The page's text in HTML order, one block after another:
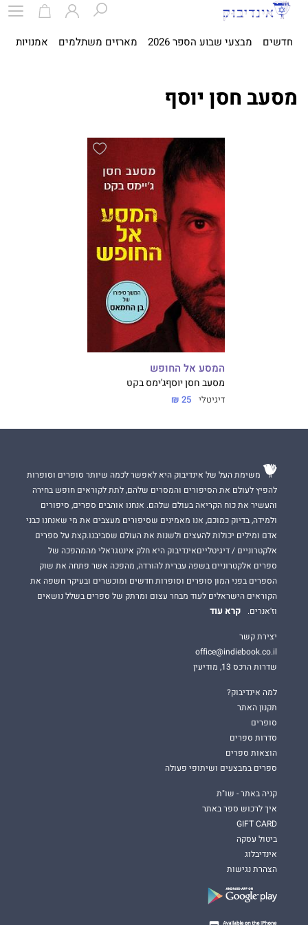
חדשים מבצעי שבוע הספר 2026 מארזים משתלמים אמנויות
מסעב חסן יוסף
המסע אל החופש
מסעב חסן יוסףג'ימס בקט
דיגיטלי 25 ₪
משימת העל של אינדיבוק היא לאפשר לכמה שיותר סופרים וסופרות
להפיץ לעולם את הסיפורים והמסרים שלהם, לתת לקוראים חופש בחירה
והעשיר את כוח הקריאה בעולם שלהם. אנחנו אוהבים ספרים, סיפורים
ולמידה, בדיוק כמוכם, אנו מאמינים שסיפורים מעצבים את מי שאנחנו כבני
אדם ומילים יכולות להעצים ולשנות את העולם שסביבנו.קצת על ספרים
אלקטרוניים / דיגיטלייםאינדיבוק היא חלק אינטגראלי מהמהפכה של
ספרים אלקטרוניים בשפה עברית להורדה, מהפכה אשר פתחה את שוק
הספרים בפני המון סופרים וסופרות חדשים ומוכשרים ובעיקר חשפה את
הקוראים הישראלים לעוד מבחר עצום ומרתק של ספרים בשלל נושאים
וז'אנרים.
קרא עוד
יצירת קשר
office@indiebook.co.il
שדרות הרכס 13, מודיעין
למה אינדיבוק?
תקנון האתר
סופרים
סדרות ספרים
הוצאות ספרים
ספרים במבצעים ושיתופי פעולה
קניה באתר - שו"ת
איך לרכוש ספר באתר
GIFT CARD
ביטול עסקה
אינדיבלוג
הצהרת נגישות